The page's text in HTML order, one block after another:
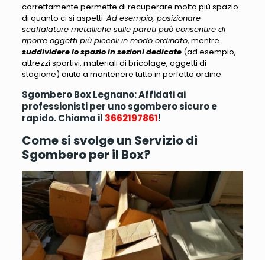
correttamente permette di recuperare molto più spazio
di quanto ci si aspetti. Ad esempio, posizionare
scaffalature metalliche sulle pareti può consentire di
riporre oggetti più piccoli in modo ordinato, mentre
suddividere lo spazio in sezioni dedicate(ad esempio,
attrezzi sportivi, materiali di bricolage, oggetti di
stagione) aiuta a mantenere tutto in perfetto ordine.
Sgombero Box Legnano: Affidati ai
professionisti per uno sgombero sicuro e
rapido. Chiama il 3662197861!
Come si svolge un Servizio di
Sgombero per il Box?